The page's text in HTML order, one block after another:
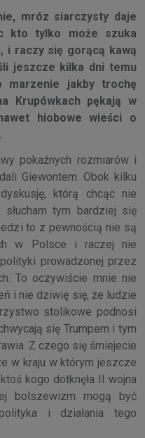
mróz siarczysty daje
kto tylko może szuka
i raczy się gorącą kawą
jeszcze kilka dni temu
jakby trochę
Krupówkach pękają w
hiobowe wieści o
pokaźnych rozmiarów i
Giewontem. Obok kilku
którą chcąc nie
słucham tym bardziej się
to z pewnością nie są
w Polsce i raczej nie
prowadzonej przez
To oczywiście mnie nie
i nie dziwię się, że ludzie
stolikowe podnosi
się Trumpem i tym
Z czego się śmiejecie
w kraju w którym jeszcze
kogo dotknęła II wojna
bolszewizm mogą być
i działania tego